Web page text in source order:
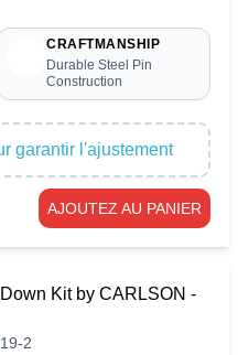
CRAFTMANSHIP
Durable Steel Pin
Construction
garantir l'ajustement
AJOUTEZ AU PANIER
Kit by CARLSON -
2